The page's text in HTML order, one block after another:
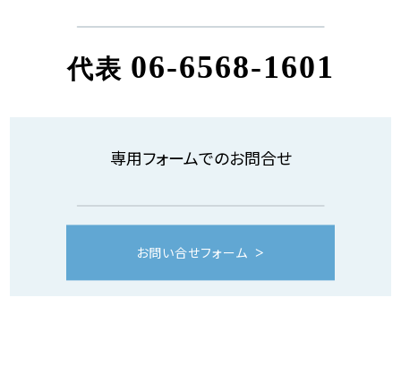
代表 06-6568-1601
専用フォームでのお問合せ
お問い合せフォーム